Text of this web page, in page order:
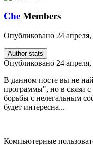
Che Members
Опубликовано 24
Author stats
Опубликовано 24
В данном посте вы не
программы", но в связи
борьбы с нелегальным
будет интересна...
Компьютерные